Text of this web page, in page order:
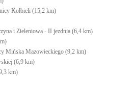
Kołbieli (15,2 km)
i Zieleniowa - II jezdnia (6,4 km)
Mińska Mazowieckiego (9,2 km)
(6,9 km)
km)